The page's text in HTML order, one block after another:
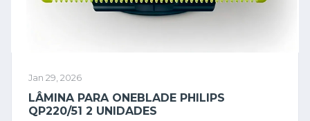
Jan 29, 2026
LÂMINA PARA ONEBLADE PHILIPS
QP220/51 2 UNIDADES